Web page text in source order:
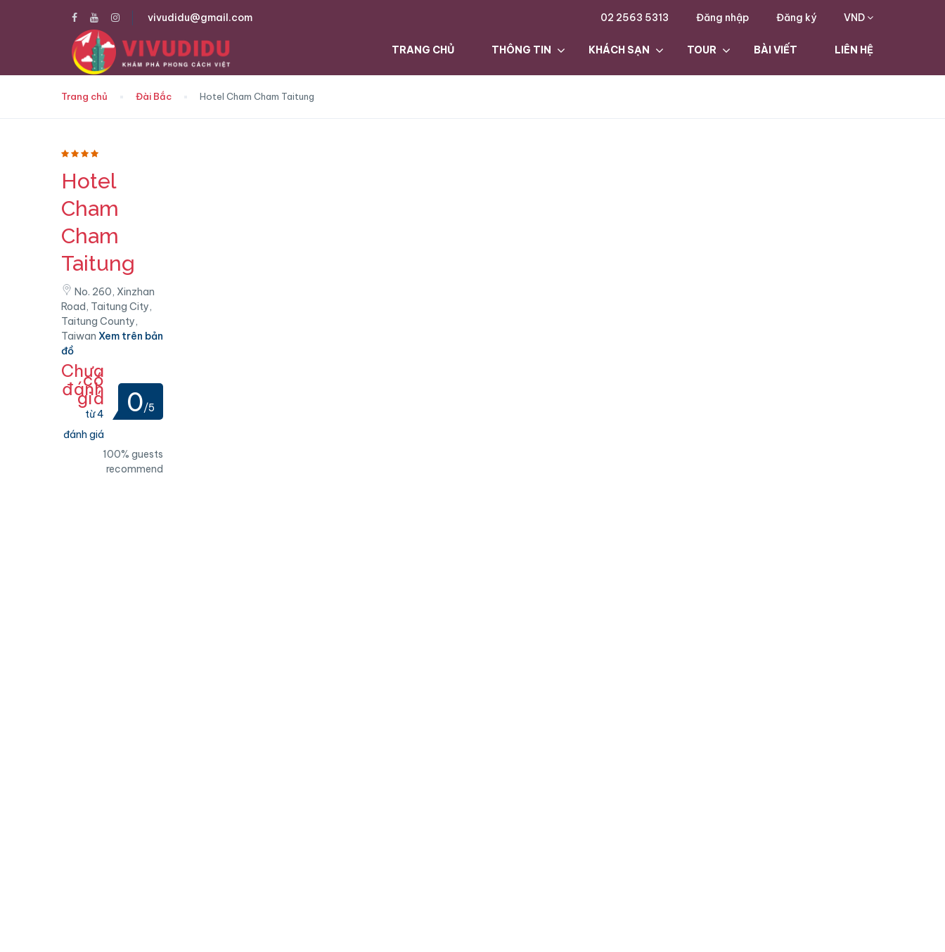
vivudidu@gmail.com 02 2563 5313 Đăng nhập Đăng ký VND
TRANG CHỦ THÔNG TIN KHÁCH SẠN TOUR BÀI VIẾT LIÊN HỆ
Trang chủ Đài Bắc Hotel Cham Cham Taitung
Hotel
Cham
Cham
Taitung
No. 260, Xinzhan
Road, Taitung City,
Taitung County,
Taiwan Xem trên bản
đồ
Chưa
có
đánh
giá
từ 4
đánh giá
0/5
100% guests
recommend